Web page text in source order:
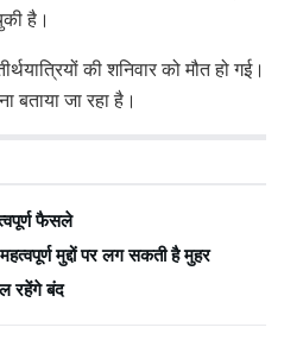
है।
की शनिवार को मौत हो गई।
बताया जा रहा है।
फैसले
मुद्दों पर लग सकती है मुहर
रहेंगे बंद